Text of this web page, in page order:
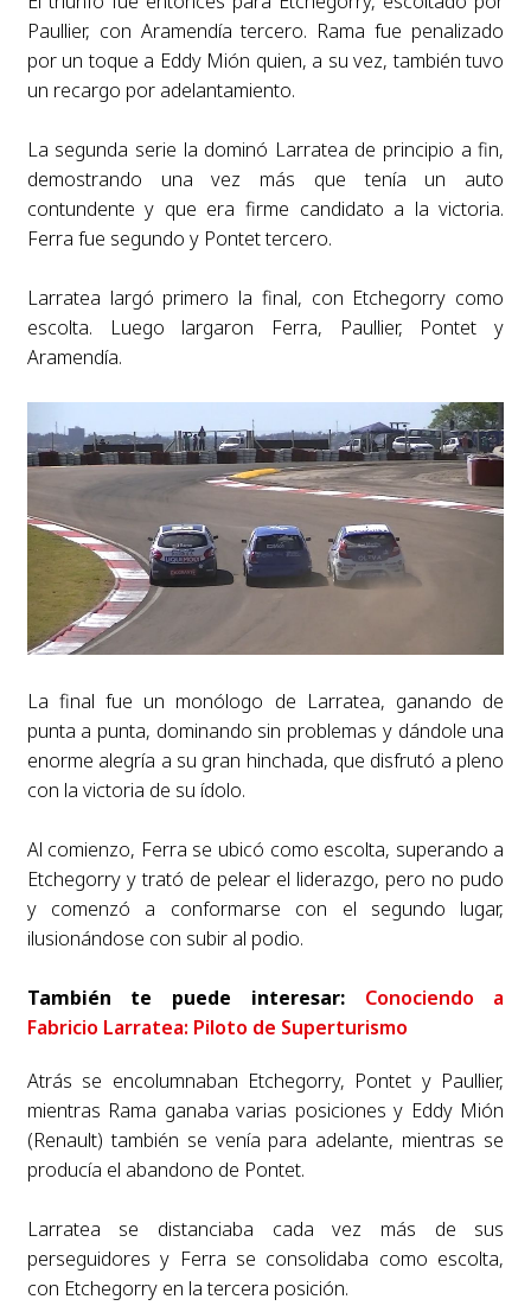
Paullier, con Aramendía tercero. Rama fue penalizado
por un toque a Eddy Mión quien, a su vez, también tuvo
un recargo por adelantamiento.
La segunda serie la dominó Larratea de principio a fin,
demostrando una vez más que tenía un auto
contundente y que era firme candidato a la victoria.
Ferra fue segundo y Pontet tercero.
Larratea largó primero la final, con Etchegorry como
escolta. Luego largaron Ferra, Paullier, Pontet y
Aramendía.
La final fue un monólogo de Larratea, ganando de
punta a punta, dominando sin problemas y dándole una
enorme alegría a su gran hinchada, que disfrutó a pleno
con la victoria de su ídolo.
Al comienzo, Ferra se ubicó como escolta, superando a
Etchegorry y trató de pelear el liderazgo, pero no pudo
y comenzó a conformarse con el segundo lugar,
ilusionándose con subir al podio.
También te puede interesar: Conociendo a
Fabricio Larratea: Piloto de Superturismo
Atrás se encolumnaban Etchegorry, Pontet y Paullier,
mientras Rama ganaba varias posiciones y Eddy Mión
(Renault) también se venía para adelante, mientras se
producía el abandono de Pontet.
Larratea se distanciaba cada vez más de sus
perseguidores y Ferra se consolidaba como escolta,
con Etchegorry en la tercera posición.